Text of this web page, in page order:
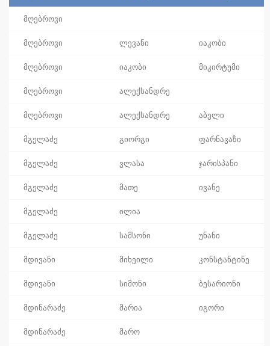
მღებროვი
მღებროვი ლევანი იაკობი
მღებროვი იაკობი მიკირტუმი
მღებროვი ალექსანდრე
მღებროვი ალექსანდრე აბელი
მგელაძე გიორგი ფარნავაზი
მგელაძე ვლასა ჯარისპანი
მგელაძე მათე ივანე
მგელაძე ილია
მგელაძე სამსონი უნანი
მდივანი მიხეილი კონსტანტინე
მდივანი სიმონი ბესარიონი
მდინარაძე მარია იგორი
მდინარაძე მარო